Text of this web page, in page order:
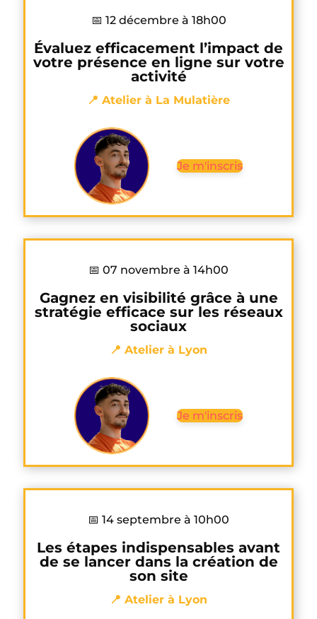
📅 12 décembre à 18h00
Évaluez efficacement l’impact de
votre présence en ligne sur votre
activité
📍 Atelier à La Mulatière
Je m'inscris
📅 07 novembre à 14h00
Gagnez en visibilité grâce à une
stratégie efficace sur les réseaux
sociaux
📍 Atelier à Lyon
Je m'inscris
📅 14 septembre à 10h00
Les étapes indispensables avant
de se lancer dans la création de
son site
📍 Atelier à Lyon